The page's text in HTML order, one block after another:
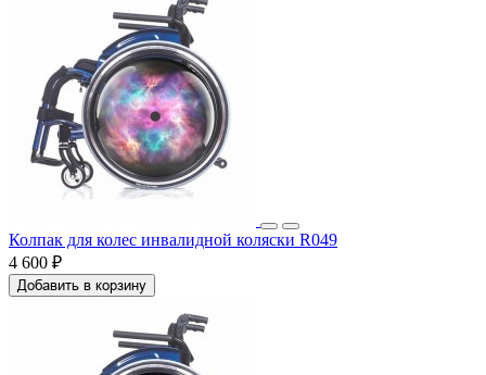
Колпак для колес инвалидной коляски R049
4 600 ₽
Добавить в корзину